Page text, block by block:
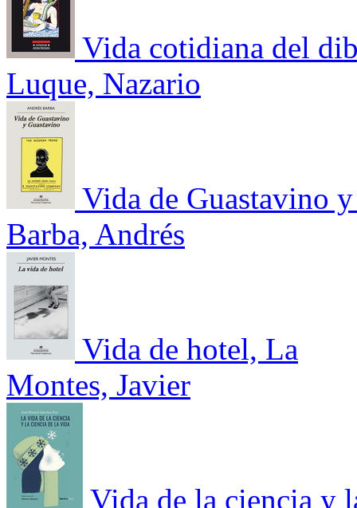
Vida cotidiana del
Luque, Nazario
Vida de Guastavino
Barba, Andrés
Vida de hotel, La
Montes, Javier
Vida de la ciencia y